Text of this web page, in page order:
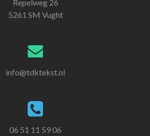
Repelweg 26
5261 SM Vught
info@tdktekst.nl
06 51 11 59 06